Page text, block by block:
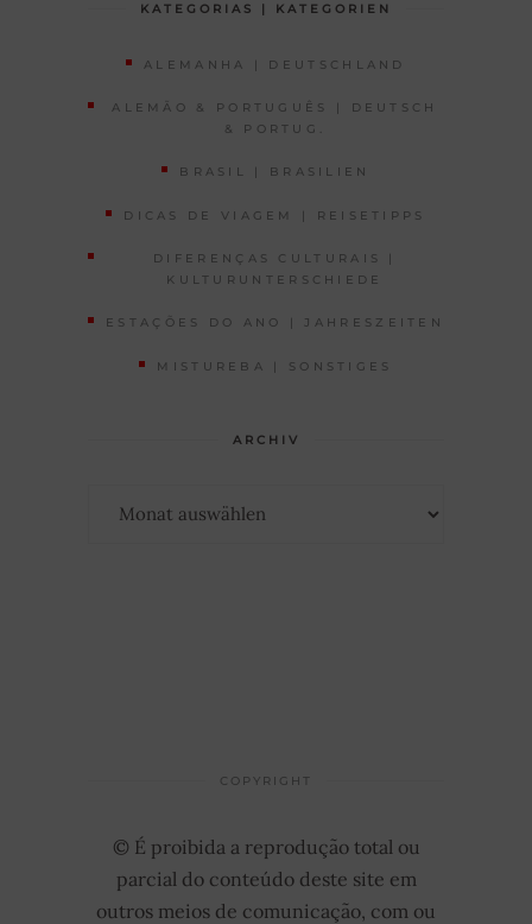
KATEGORIAS | KATEGORIEN
ALEMANHA | DEUTSCHLAND
ALEMÃO & PORTUGUÊS | DEUTSCH
& PORTUG.
BRASIL | BRASILIEN
DICAS DE VIAGEM | REISETIPPS
DIFERENÇAS CULTURAIS |
KULTURUNTERSCHIEDE
ESTAÇÕES DO ANO | JAHRESZEITEN
MISTUREBA | SONSTIGES
ARCHIV
COPYRIGHT
© É proibida a reprodução total ou
parcial do conteúdo deste site em
outros meios de comunicação, com ou